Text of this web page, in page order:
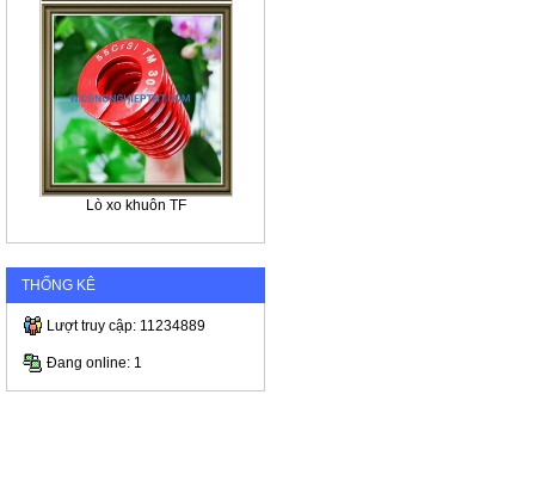
Lò xo khuôn TF
THỐNG KÊ
Lượt truy cập: 11234889
Đang online: 1